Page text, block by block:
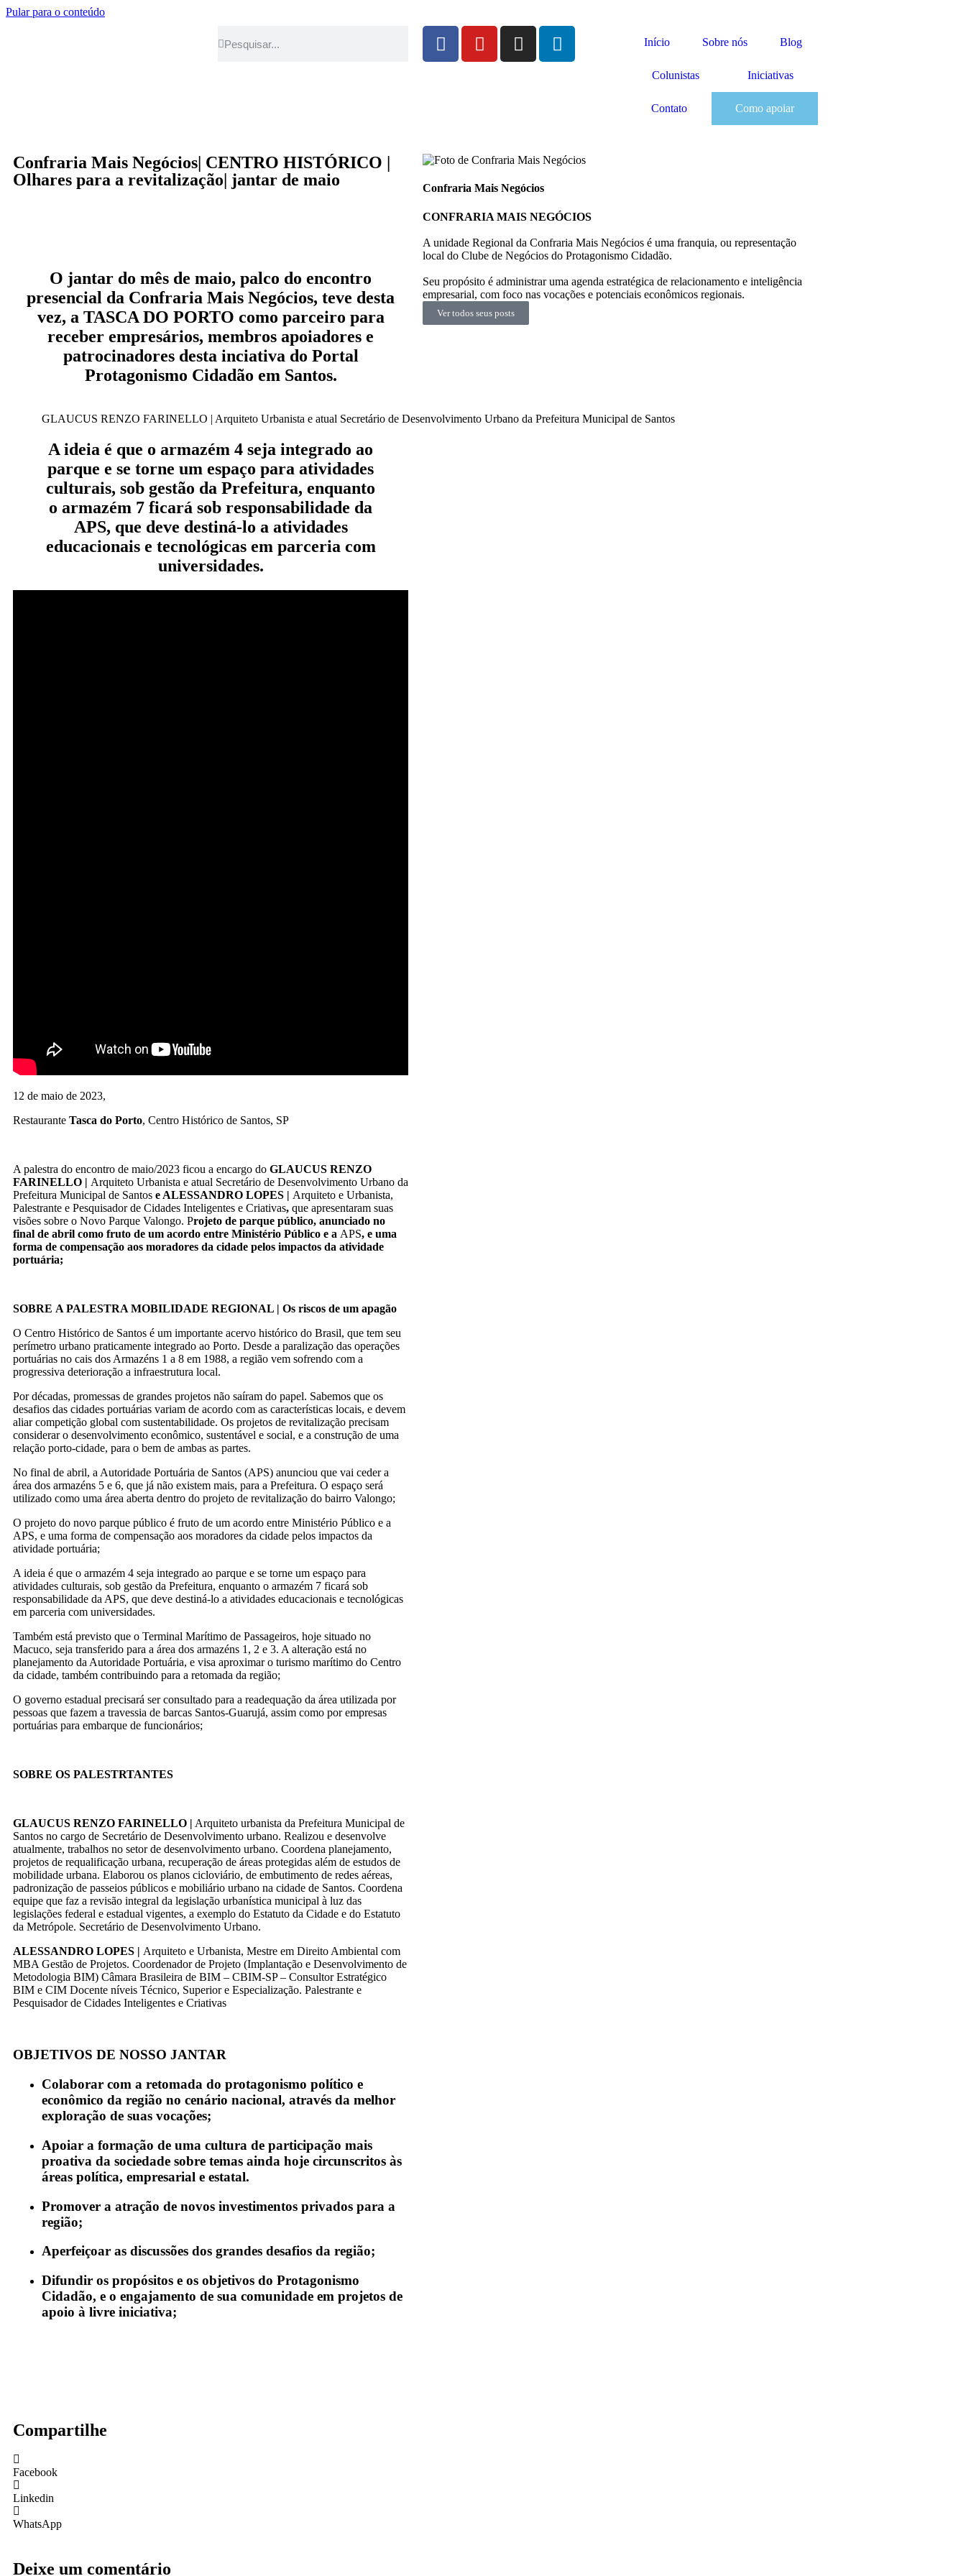
Pular para o conteúdo
Início Sobre nós Blog
Colunistas Iniciativas
Contato Como apoiar
Confraria Mais Negócios| CENTRO HISTÓRICO |
Olhares para a revitalização| jantar de maio
O jantar do mês de maio, palco do encontro
presencial da Confraria Mais Negócios, teve desta
vez, a TASCA DO PORTO como parceiro para
receber empresários, membros apoiadores e
patrocinadores desta inciativa do Portal
Protagonismo Cidadão em Santos.
GLAUCUS RENZO FARINELLO | Arquiteto Urbanista e atual Secretário de Desenvolvimento Urbano da Prefeitura Municipal de Santos
A ideia é que o armazém 4 seja integrado ao
parque e se torne um espaço para atividades
culturais, sob gestão da Prefeitura, enquanto
o armazém 7 ficará sob responsabilidade da
APS, que deve destiná-lo a atividades
educacionais e tecnológicas em parceria com
universidades.
12 de maio de 2023,
Restaurante Tasca do Porto, Centro Histórico de Santos, SP
A palestra do encontro de maio/2023 ficou a encargo do GLAUCUS RENZO
FARINELLO | Arquiteto Urbanista e atual Secretário de Desenvolvimento Urbano da
Prefeitura Municipal de Santos e ALESSANDRO LOPES | Arquiteto e Urbanista,
Palestrante e Pesquisador de Cidades Inteligentes e Criativas, que apresentaram suas
visões sobre o Novo Parque Valongo. Projeto de parque público, anunciado no
final de abril como fruto de um acordo entre Ministério Público e a APS, e uma
forma de compensação aos moradores da cidade pelos impactos da atividade
portuária;
SOBRE A PALESTRA MOBILIDADE REGIONAL | Os riscos de um apagão
O Centro Histórico de Santos é um importante acervo histórico do Brasil, que tem seu
perímetro urbano praticamente integrado ao Porto. Desde a paralização das operações
portuárias no cais dos Armazéns 1 a 8 em 1988, a região vem sofrendo com a
progressiva deterioração a infraestrutura local.
Por décadas, promessas de grandes projetos não saíram do papel. Sabemos que os
desafios das cidades portuárias variam de acordo com as características locais, e devem
aliar competição global com sustentabilidade. Os projetos de revitalização precisam
considerar o desenvolvimento econômico, sustentável e social, e a construção de uma
relação porto-cidade, para o bem de ambas as partes.
No final de abril, a Autoridade Portuária de Santos (APS) anunciou que vai ceder a
área dos armazéns 5 e 6, que já não existem mais, para a Prefeitura. O espaço será
utilizado como uma área aberta dentro do projeto de revitalização do bairro Valongo;
O projeto do novo parque público é fruto de um acordo entre Ministério Público e a
APS, e uma forma de compensação aos moradores da cidade pelos impactos da
atividade portuária;
A ideia é que o armazém 4 seja integrado ao parque e se torne um espaço para
atividades culturais, sob gestão da Prefeitura, enquanto o armazém 7 ficará sob
responsabilidade da APS, que deve destiná-lo a atividades educacionais e tecnológicas
em parceria com universidades.
Também está previsto que o Terminal Marítimo de Passageiros, hoje situado no
Macuco, seja transferido para a área dos armazéns 1, 2 e 3. A alteração está no
planejamento da Autoridade Portuária, e visa aproximar o turismo marítimo do Centro
da cidade, também contribuindo para a retomada da região;
O governo estadual precisará ser consultado para a readequação da área utilizada por
pessoas que fazem a travessia de barcas Santos-Guarujá, assim como por empresas
portuárias para embarque de funcionários;
SOBRE OS PALESTRTANTES
GLAUCUS RENZO FARINELLO | Arquiteto urbanista da Prefeitura Municipal de
Santos no cargo de Secretário de Desenvolvimento urbano. Realizou e desenvolve
atualmente, trabalhos no setor de desenvolvimento urbano. Coordena planejamento,
projetos de requalificação urbana, recuperação de áreas protegidas além de estudos de
mobilidade urbana. Elaborou os planos cicloviário, de embutimento de redes aéreas,
padronização de passeios públicos e mobiliário urbano na cidade de Santos. Coordena
equipe que faz a revisão integral da legislação urbanística municipal à luz das
legislações federal e estadual vigentes, a exemplo do Estatuto da Cidade e do Estatuto
da Metrópole. Secretário de Desenvolvimento Urbano.
ALESSANDRO LOPES | Arquiteto e Urbanista, Mestre em Direito Ambiental com
MBA Gestão de Projetos. Coordenador de Projeto (Implantação e Desenvolvimento de
Metodologia BIM) Câmara Brasileira de BIM – CBIM-SP – Consultor Estratégico
BIM e CIM Docente níveis Técnico, Superior e Especialização. Palestrante e
Pesquisador de Cidades Inteligentes e Criativas
OBJETIVOS DE NOSSO JANTAR
Colaborar com a retomada do protagonismo político e
econômico da região no cenário nacional, através da melhor
exploração de suas vocações;
Apoiar a formação de uma cultura de participação mais
proativa da sociedade sobre temas ainda hoje circunscritos às
áreas política, empresarial e estatal.
Promover a atração de novos investimentos privados para a
região;
Aperfeiçoar as discussões dos grandes desafios da região;
Difundir os propósitos e os objetivos do Protagonismo
Cidadão, e o engajamento de sua comunidade em projetos de
apoio à livre iniciativa;
Compartilhe
Facebook
Linkedin
WhatsApp
Deixe um comentário
Confraria Mais Negócios
CONFRARIA MAIS NEGÓCIOS
A unidade Regional da Confraria Mais Negócios é uma franquia, ou representação
local do Clube de Negócios do Protagonismo Cidadão.
Seu propósito é administrar uma agenda estratégica de relacionamento e inteligência
empresarial, com foco nas vocações e potenciais econômicos regionais.
Ver todos seus posts